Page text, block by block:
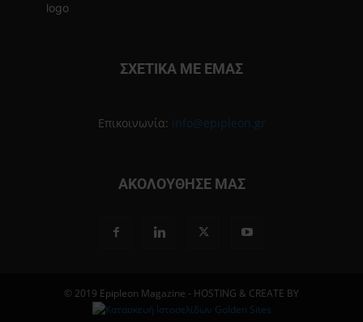
ΣΧΕΤΙΚΑ ΜΕ ΕΜΑΣ
Επικοινωνία: info@epipleon.gr
ΑΚΟΛΟΥΘΗΣΕ ΜΑΣ
© 2019 Epipleon Magazine - HOSTING & CREATE BY